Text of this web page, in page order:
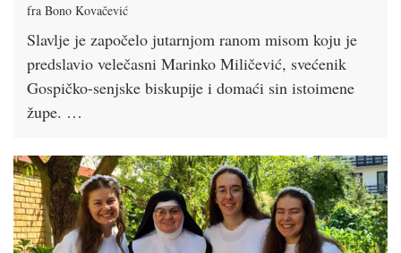
fra Bono Kovačević
Slavlje je započelo jutarnjom ranom misom koju je
predslavio velečasni Marinko Miličević, svećenik
Gospičko-senjske biskupije i domaći sin istoimene
župe. …